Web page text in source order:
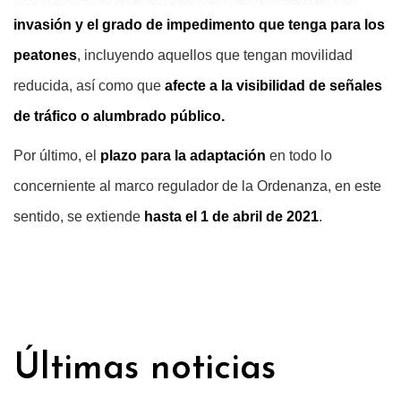
invasión y el grado de impedimento que tenga para los
peatones, incluyendo aquellos que tengan movilidad
reducida, así como que afecte a la visibilidad de señales
de tráfico o alumbrado público.
Por último, el plazo para la adaptación en todo lo
concerniente al marco regulador de la Ordenanza, en este
sentido, se extiende hasta el 1 de abril de 2021.
Últimas noticias